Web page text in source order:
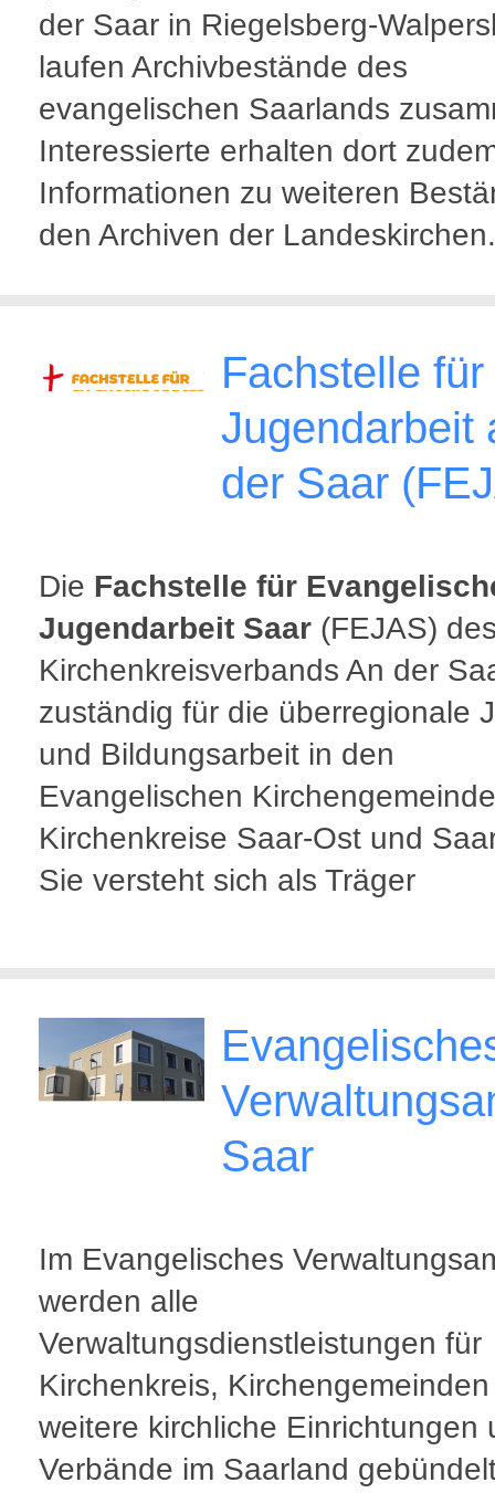
der Saar in Riegelsberg-
laufen Archivbestände des
evangelischen Saarlands
Interessierte erhalten dort
Informationen zu weiteren
den Archiven der Landeskirchen.
Fachstelle für
Jugendarbeit
der Saar
Die Fachstelle für
Jugendarbeit Saar (FEJAS)
Kirchenkreisverbands An der
zuständig für die überregionale
und Bildungsarbeit in den
Evangelischen
Kirchenkreise Saar-Ost und
Sie versteht sich als Träger
Saar
Im Evangelisches
werden alle
Verwaltungsdienstleistungen für
Kirchenkreis,
weitere kirchliche Einrichtungen
Verbände im Saarland